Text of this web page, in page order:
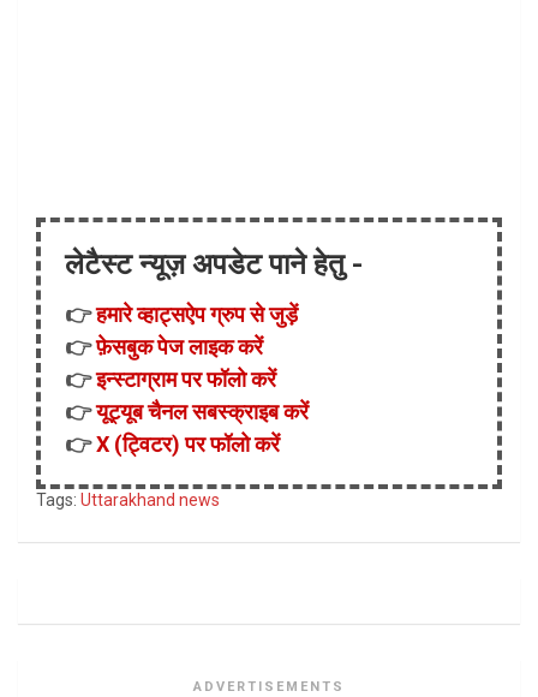
लेटैस्ट न्यूज़ अपडेट पाने हेतु -
👉हमारे व्हाट्सऐप ग्रुप से जुड़ें
👉फ़ेसबुक पेज लाइक करें
👉इन्स्टाग्राम पर फॉलो करें
👉यूट्यूब चैनल सबस्क्राइब करें
👉X (ट्विटर) पर फॉलो करें
Tags: Uttarakhand news
ADVERTISEMENTS